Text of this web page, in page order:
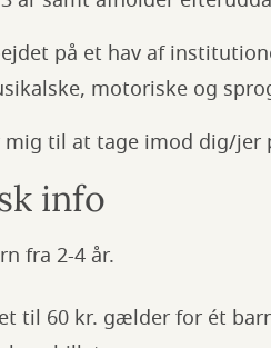
på et hav af
motoriske og
mig til at tage imod dig/
info
fra 2-4 år.
til 60 kr. gælder for ét